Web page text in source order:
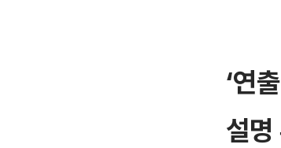
‘연
설명